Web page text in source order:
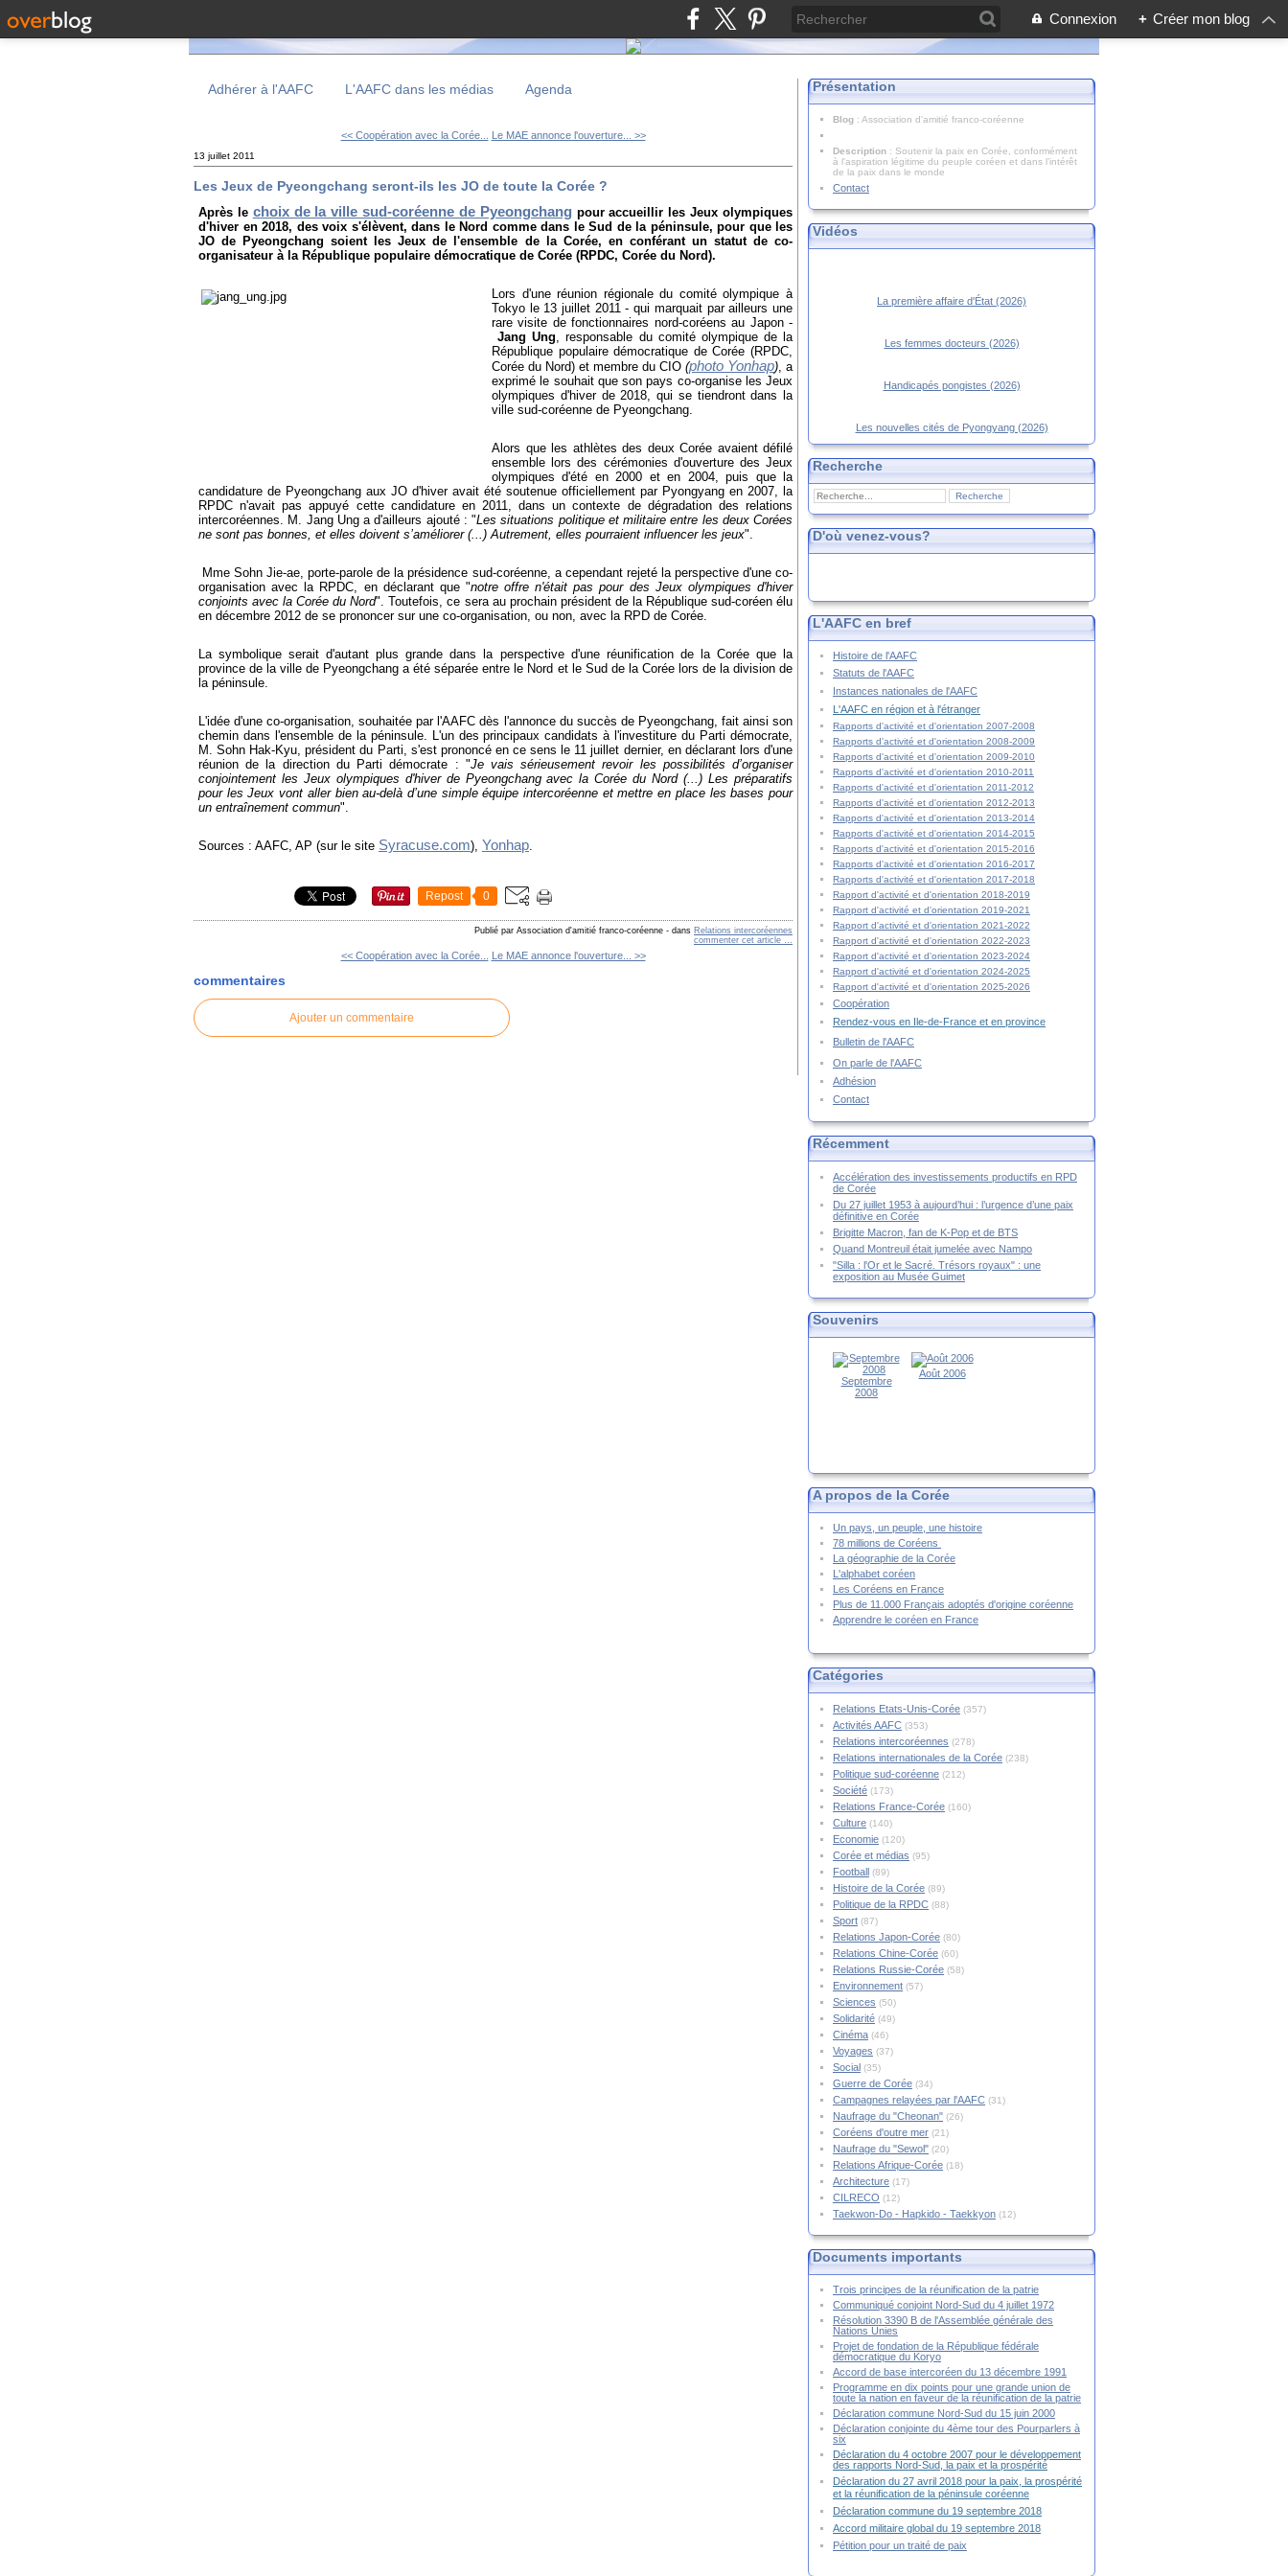
Connexion + Créer mon blog
Adhérer à l'AAFC L'AAFC dans les médias Agenda
<< Coopération avec la Corée... Le MAE annonce l'ouverture... >>
13 juillet 2011
Les Jeux de Pyeongchang seront-ils les JO de toute la Corée ?
Après le choix de la ville sud-coréenne de Pyeongchangpour accueillir les Jeux olympiques
d'hiver en 2018, des voix s'élèvent, dans le Nord comme dans le Sud de la péninsule, pour que les
JO de Pyeongchang soient les Jeux de l'ensemble de la Corée, en conférant un statut de co-
organisateur à la République populaire démocratique de Corée (RPDC, Corée du Nord).
Lors d'une réunion régionale du comité olympique à
Tokyo le 13 juillet 2011 - qui marquait par ailleurs une
rare visite de fonctionnaires nord-coréens au Japon -
Jang Ung, responsable du comité olympique de la
République populaire démocratique de Corée (RPDC,
Corée du Nord) et membre du CIO (photo Yonhap), a
exprimé le souhait que son pays co-organise les Jeux
olympiques d'hiver de 2018, qui se tiendront dans la
ville sud-coréenne de Pyeongchang.
Alors que les athlètes des deux Corée avaient défilé
ensemble lors des cérémonies d'ouverture des Jeux
olympiques d'été en 2000 et en 2004, puis que la
candidature de Pyeongchang aux JO d'hiver avait été soutenue officiellement par Pyongyang en 2007, la
RPDC n'avait pas appuyé cette candidature en 2011, dans un contexte de dégradation des relations
intercoréennes. M. Jang Ung a d'ailleurs ajouté : "Les situations politique et militaire entre les deux Corées
ne sont pas bonnes, et elles doivent s’améliorer (...) Autrement, elles pourraient influencer les jeux".
Mme Sohn Jie-ae, porte-parole de la présidence sud-coréenne, a cependant rejeté la perspective d'une co-
organisation avec la RPDC, en déclarant que "notre offre n'était pas pour des Jeux olympiques d'hiver
conjoints avec la Corée du Nord". Toutefois, ce sera au prochain président de la République sud-coréen élu
en décembre 2012 de se prononcer sur une co-organisation, ou non, avec la RPD de Corée.
La symbolique serait d'autant plus grande dans la perspective d'une réunification de la Corée que la
province de la ville de Pyeongchang a été séparée entre le Nord et le Sud de la Corée lors de la division de
la péninsule.
L'idée d'une co-organisation, souhaitée par l'AAFC dès l'annonce du succès de Pyeongchang, fait ainsi son
chemin dans l'ensemble de la péninsule. L'un des principaux candidats à l'investiture du Parti démocrate,
M. Sohn Hak-Kyu, président du Parti, s'est prononcé en ce sens le 11 juillet dernier, en déclarant lors d'une
réunion de la direction du Parti démocrate : "Je vais sérieusement revoir les possibilités d’organiser
conjointement les Jeux olympiques d'hiver de Pyeongchang avec la Corée du Nord (...) Les préparatifs
pour les Jeux vont aller bien au-delà d’une simple équipe intercoréenne et mettre en place les bases pour
un entraînement commun".
Sources : AAFC, AP (sur le site Syracuse.com), Yonhap.
Repost 0
Publié par Association d'amitié franco-coréenne - dans Relations intercoréennes
commenter cet article …
<< Coopération avec la Corée... Le MAE annonce l'ouverture... >>
commentaires
Ajouter un commentaire
Présentation
Blog : Association d'amitié franco-coréenne
Description : Soutenir la paix en Corée, conformément
à l'aspiration légitime du peuple coréen et dans l’intérêt
de la paix dans le monde
Contact
Vidéos
La première affaire d'État (2026)
Les femmes docteurs (2026)
Handicapés pongistes (2026)
Les nouvelles cités de Pyongyang (2026)
Recherche
D'où venez-vous?
L'AAFC en bref
Histoire de l'AAFC
Statuts de l'AAFC
Instances nationales de l'AAFC
L'AAFC en région et à l'étranger
Rapports d'activité et d'orientation 2007-2008
Rapports d'activité et d'orientation 2008-2009
Rapports d'activité et d'orientation 2009-2010
Rapports d'activité et d'orientation 2010-2011
Rapports d'activité et d'orientation 2011-2012
Rapports d'activité et d'orientation 2012-2013
Rapports d'activité et d'orientation 2013-2014
Rapports d'activité et d'orientation 2014-2015
Rapports d'activité et d'orientation 2015-2016
Rapports d'activité et d'orientation 2016-2017
Rapports d'activité et d'orientation 2017-2018
Rapport d'activité et d'orientation 2018-2019
Rapport d'activité et d'orientation 2019-2021
Rapport d'activité et d'orientation 2021-2022
Rapport d'activité et d'orientation 2022-2023
Rapport d'activité et d'orientation 2023-2024
Rapport d'activité et d'orientation 2024-2025
Rapport d'activité et d'orientation 2025-2026
Coopération
Rendez-vous en Ile-de-France et en province
Bulletin de l'AAFC
On parle de l'AAFC
Adhésion
Contact
Récemment
Accélération des investissements productifs en RPD
de Corée
Du 27 juillet 1953 à aujourd’hui : l’urgence d’une paix
définitive en Corée
Brigitte Macron, fan de K-Pop et de BTS
Quand Montreuil était jumelée avec Nampo
"Silla : l'Or et le Sacré. Trésors royaux" : une
exposition au Musée Guimet
Souvenirs
Septembre
2008
Août 2006
A propos de la Corée
Un pays, un peuple, une histoire
78 millions de Coréens
La géographie de la Corée
L'alphabet coréen
Les Coréens en France
Plus de 11.000 Français adoptés d'origine coréenne
Apprendre le coréen en France
Catégories
Relations Etats-Unis-Corée (357)
Activités AAFC (353)
Relations intercoréennes (278)
Relations internationales de la Corée (238)
Politique sud-coréenne (212)
Société (173)
Relations France-Corée (160)
Culture (140)
Economie (120)
Corée et médias (95)
Football (89)
Histoire de la Corée (89)
Politique de la RPDC (88)
Sport (87)
Relations Japon-Corée (80)
Relations Chine-Corée (60)
Relations Russie-Corée (58)
Environnement (57)
Sciences (50)
Solidarité (49)
Cinéma (46)
Voyages (37)
Social (35)
Guerre de Corée (34)
Campagnes relayées par l'AAFC (31)
Naufrage du "Cheonan" (26)
Coréens d'outre mer (21)
Naufrage du "Sewol" (20)
Relations Afrique-Corée (18)
Architecture (17)
CILRECO (12)
Taekwon-Do - Hapkido - Taekkyon (12)
Documents importants
Trois principes de la réunification de la patrie
Communiqué conjoint Nord-Sud du 4 juillet 1972
Résolution 3390 B de l'Assemblée générale des
Nations Unies
Projet de fondation de la République fédérale
démocratique du Koryo
Accord de base intercoréen du 13 décembre 1991
Programme en dix points pour une grande union de
toute la nation en faveur de la réunification de la patrie
Déclaration commune Nord-Sud du 15 juin 2000
Déclaration conjointe du 4ème tour des Pourparlers à
six
Déclaration du 4 octobre 2007 pour le développement
des rapports Nord-Sud, la paix et la prospérité
Déclaration du 27 avril 2018 pour la paix, la prospérité
et la réunification de la péninsule coréenne
Déclaration commune du 19 septembre 2018
Accord militaire global du 19 septembre 2018
Pétition pour un traité de paix